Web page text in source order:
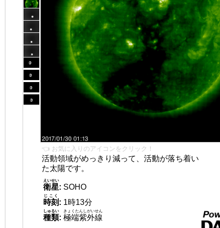
👈 お気に入りのアイコンをクリック！
活動領域がめっきり減って、活動が落ち着い
た太陽です。
衛星
えいせい
: SOHO
時刻
じこく
: 1時13分
種類
しゅるい
: 極端紫外線
きょくたんしがいせん